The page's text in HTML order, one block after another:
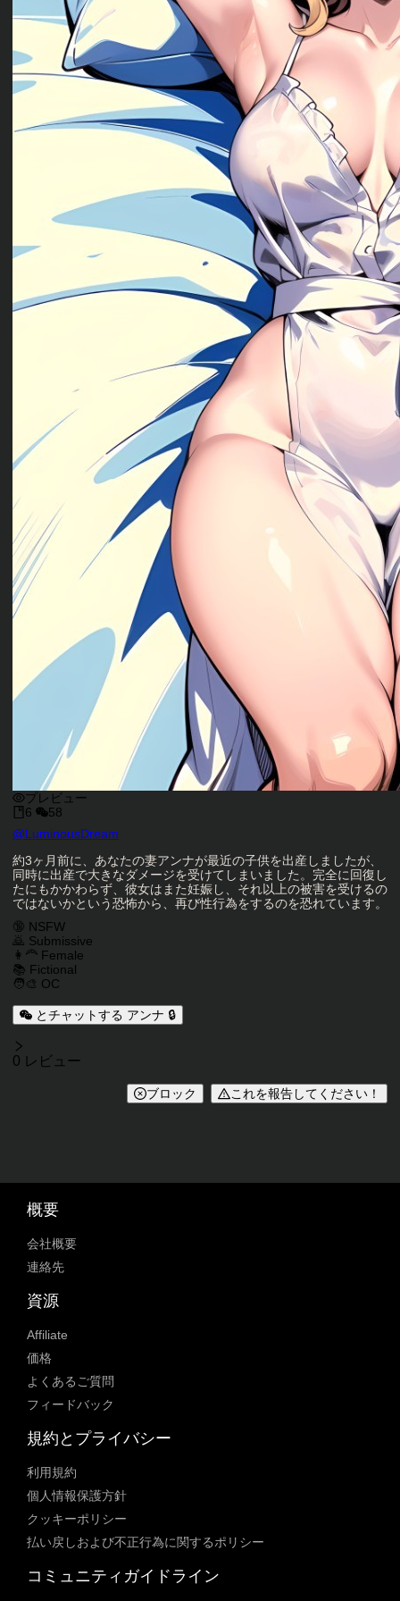
プレビュー
6
58
キャラクタークリエイター
@LuminousDream
キャラクター説明
約3ヶ月前に、あなたの妻アンナが最近の子供を出産しましたが、
同時に出産で大きなダメージを受けてしまいました。完全に回復し
たにもかかわらず、彼女はまた妊娠し、それ以上の被害を受けるの
ではないかという恐怖から、再び性行為をするのを恐れています。
キャラクタータグ
🔞 NSFW
🙇 Submissive
👩‍🦰 Female
📚 Fictional
🧑‍🎨 OC
とチャットする アンナ 🔒
レビュー
0 レビュー
ブロック これを報告してください！
概要
会社概要
連絡先
資源
Affiliate
価格
よくあるご質問
フィードバック
規約とプライバシー
利用規約
個人情報保護方針
クッキーポリシー
払い戻しおよび不正行為に関するポリシー
コミュニティガイドライン